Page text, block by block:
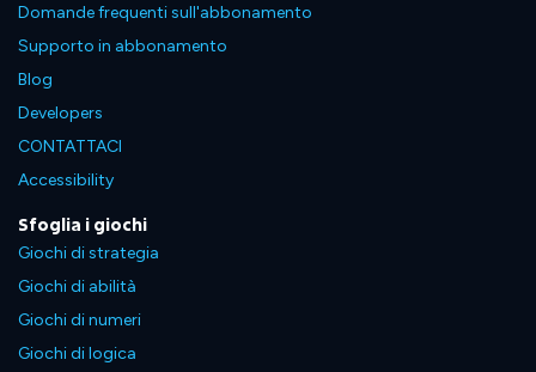
Domande frequenti sull'abbonamento
Supporto in abbonamento
Blog
Developers
CONTATTACI
Accessibility
Sfoglia i giochi
Giochi di strategia
Giochi di abilità
Giochi di numeri
Giochi di logica